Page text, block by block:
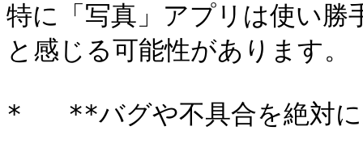
特に「写真」アプリは使い勝
と感じる可能性があります。
*   **バグや不具合を絶対に